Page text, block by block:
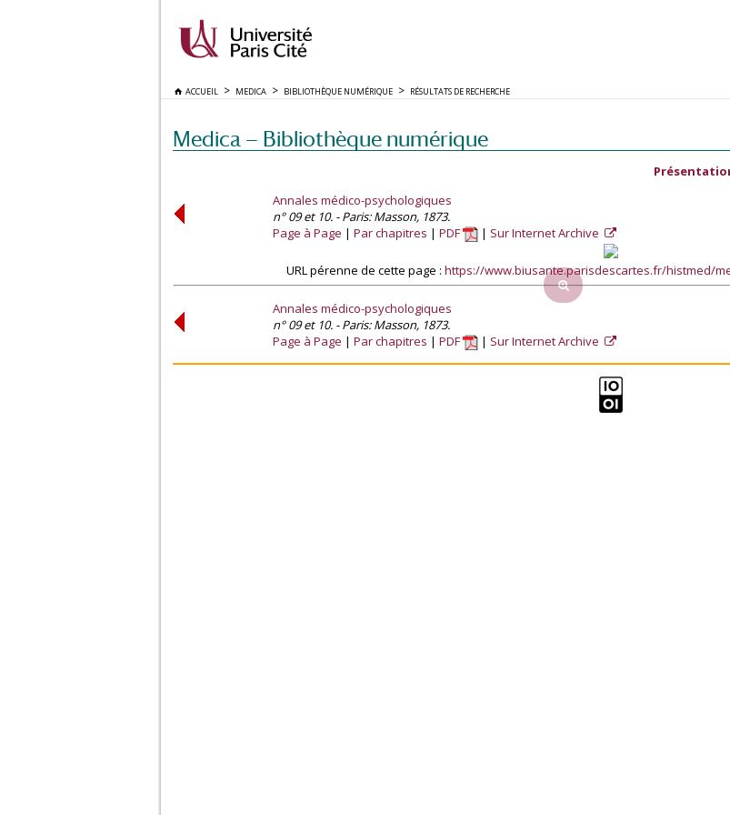
ACCUEIL MEDICA BIBLIOTHÈQUE NUMÉRIQUE RÉSULTATS DE RECHERCHE
Medica — Bibliothèque numérique
Annales médico-psychologiques
n° 09 et 10. - Paris: Masson, 1873.
Page à Page
Par chapitres PDF Sur Internet Archive
URL pérenne de cette page : https://www.biusante.parisdescartes.fr/histmed/
Annales médico-psychologiques
n° 09 et 10. - Paris: Masson, 1873.
Page à Page
Par chapitres PDF Sur Internet Archive